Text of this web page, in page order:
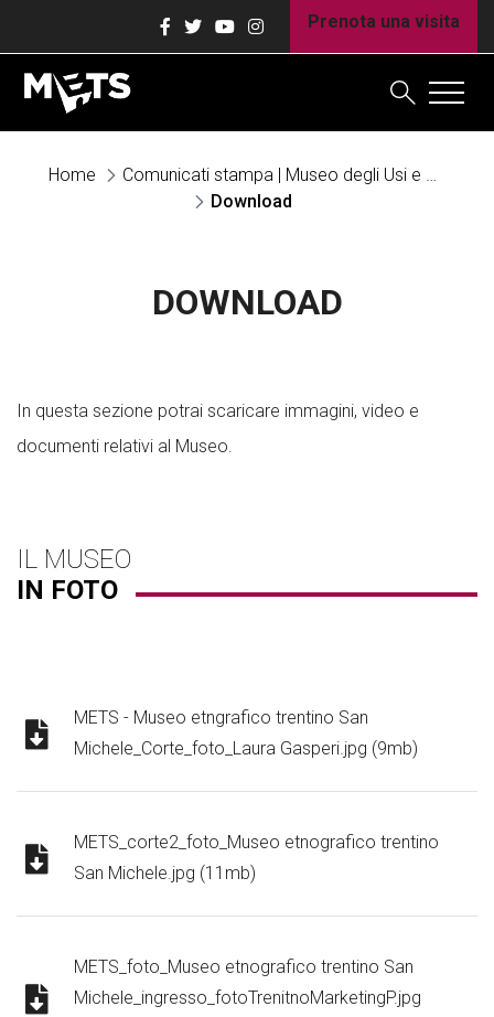
Prenota una visita
Home
Comunicati stampa | Museo degli Usi e Costumi della Gente Trentina
Download
DOWNLOAD
In questa sezione potrai scaricare immagini, video e
documenti relativi al Museo.
IL MUSEO
IN FOTO
METS - Museo etngrafico trentino San
Michele_Corte_foto_Laura Gasperi.jpg (9mb)
METS_corte2_foto_Museo etnografico trentino
San Michele.jpg (11mb)
METS_foto_Museo etnografico trentino San
Michele_ingresso_fotoTrenitnoMarketingP.jpg